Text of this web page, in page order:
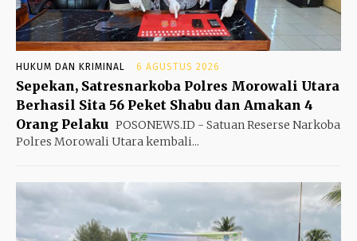
HUKUM DAN KRIMINAL 6 AGUSTUS 2026
Sepekan, Satresnarkoba Polres Morowali Utara
Berhasil Sita 56 Peket Shabu dan Amakan 4
Orang Pelaku POSONEWS.ID - Satuan Reserse Narkoba
Polres Morowali Utara kembali...